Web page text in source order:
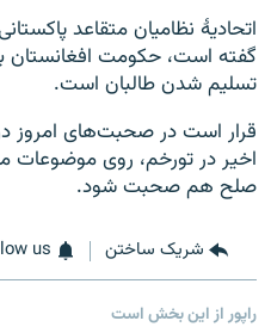
اتحادیۀ نظامیان متقاعد
گفته است، حکومت افغانستان
تسلیم شدن طالبان است.
قرار است در صحبت‌های امروز
اخیر در تورخم، روی موضوعات
صلح هم صحبت شود.
شریک ساختن us
راپور از این بخش است